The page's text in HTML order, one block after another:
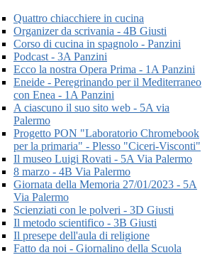
Quattro chiacchiere in cucina
Organizer da scrivania - 4B Giusti
Corso di cucina in spagnolo - Panzini
Podcast - 3A Panzini
Ecco la nostra Opera Prima - 1A Panzini
Eneide - Peregrinando per il Mediterraneo
con Enea - 1A Panzini
A ciascuno il suo sito web - 5A via
Palermo
Progetto PON "Laboratorio Chromebook
per la primaria" - Plesso "Ciceri-Visconti"
Il museo Luigi Rovati - 5A Via Palermo
8 marzo - 4B Via Palermo
Giornata della Memoria 27/01/2023 - 5A
Via Palermo
Scienziati con le polveri - 3D Giusti
Il metodo scientifico - 3B Giusti
Il presepe dell'aula di religione
Fatto da noi - Giornalino della Scuola